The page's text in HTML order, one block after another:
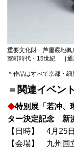
重要文化財 芦屋霰地楓
室町時代・15世紀 ［通
＊作品はすべて京都・
＝関連イベン
◆特別展「若冲、
ター決定記念 新
【日時】 4月25
【会場】 九州国